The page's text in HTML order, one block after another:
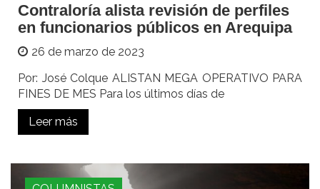
Contraloría alista revisión de perfiles
en funcionarios públicos en Arequipa
26 de marzo de 2023
Por: José Colque ALISTAN MEGA OPERATIVO PARA
FINES DE MES Para los últimos días de
Leer más